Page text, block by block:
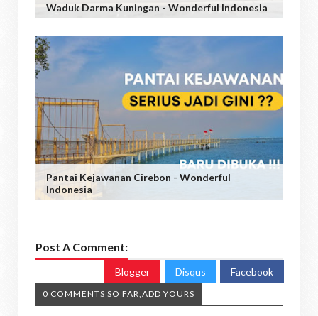
Waduk Darma Kuningan - Wonderful Indonesia
Pantai Kejawanan Cirebon - Wonderful
Indonesia
Post A Comment:
Blogger Disqus Facebook
0 COMMENTS SO FAR,ADD YOURS